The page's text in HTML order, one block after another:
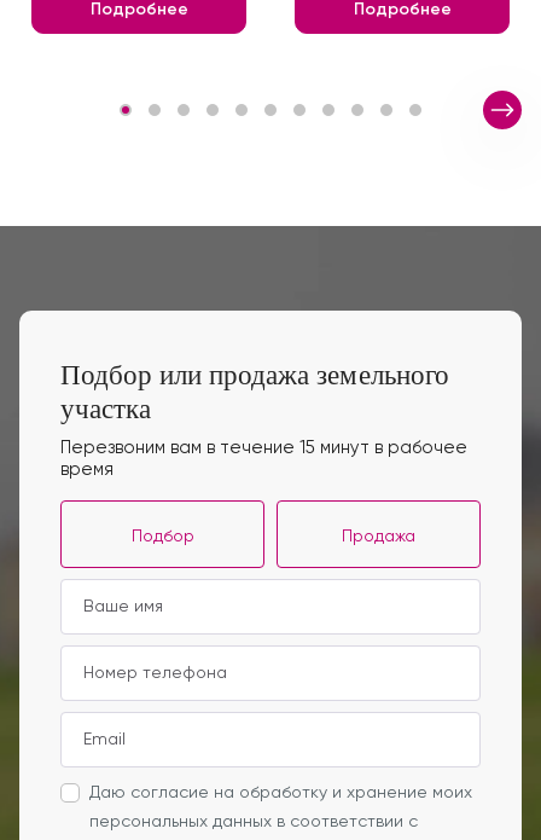
Подробнее Подробнее
Подбор или продажа земельного
участка
Перезвоним вам в течение 15 минут в рабочее
время
Подбор Продажа
Даю согласие на обработку и хранение моих
персональных данных в соответствии с